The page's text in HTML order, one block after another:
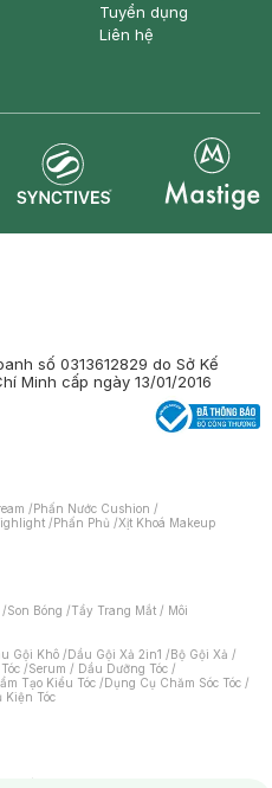
Tuyển dụng
Liên hệ
số 0313612829 do Sở Kế
Minh cấp ngày 13/01/2016
/Phấn Nước Cushion /
/Phấn Phủ /Xịt Khoá Makeup
/Son Bóng /Tẩy Trang Mắt / Môi
Gội Khô /Dầu Gội Xả 2in1 /Bộ Gội Xả /
/Serum / Dầu Dưỡng Tóc /
Tạo Kiểu Tóc /Dụng Cụ Chăm Sóc Tóc /
Kiện Tóc